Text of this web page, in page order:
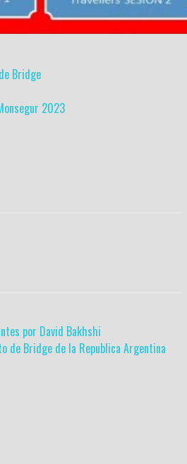
Bridge
2023
por David Bakhshi
de Bridge de la Republica Argentina